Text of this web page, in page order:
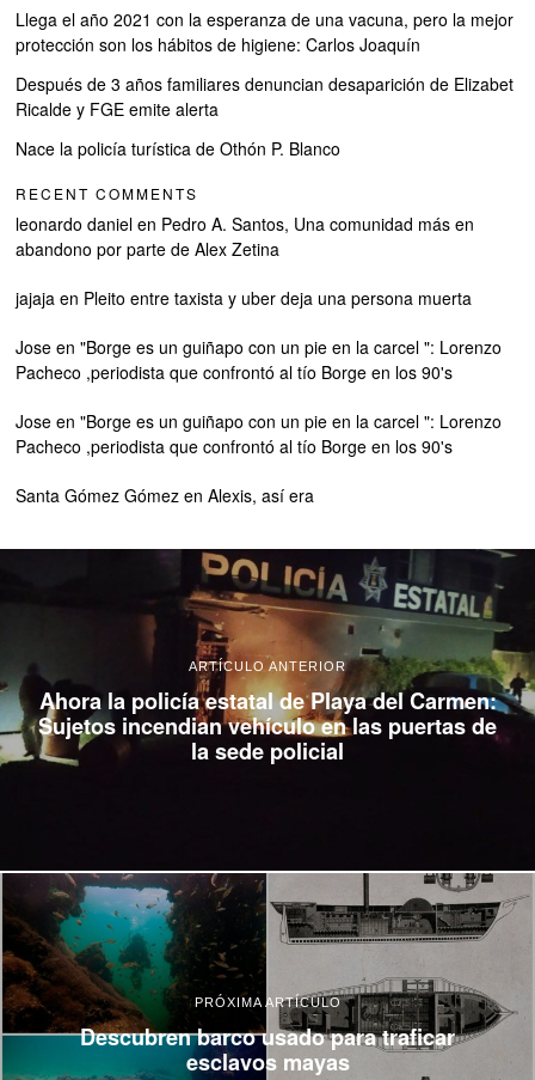
Llega el año 2021 con la esperanza de una vacuna, pero la mejor
protección son los hábitos de higiene: Carlos Joaquín
Después de 3 años familiares denuncian desaparición de Elizabet
Ricalde y FGE emite alerta
Nace la policía turística de Othón P. Blanco
RECENT COMMENTS
leonardo daniel en Pedro A. Santos, Una comunidad más en
abandono por parte de Alex Zetina
jajaja en Pleito entre taxista y uber deja una persona muerta
Jose en"Borge es un guiñapo con un pie en la carcel ": Lorenzo
Pacheco ,periodista que confrontó al tío Borge en los 90's
Jose en"Borge es un guiñapo con un pie en la carcel ": Lorenzo
Pacheco ,periodista que confrontó al tío Borge en los 90's
Santa Gómez Gómez enAlexis, así era
ARTÍCULO ANTERIOR
Ahora la policía estatal de Playa del Carmen:
Sujetos incendian vehículo en las puertas de
la sede policial
PRÓXIMA ARTÍCULO
Descubren barco usado para traficar
esclavos mayas